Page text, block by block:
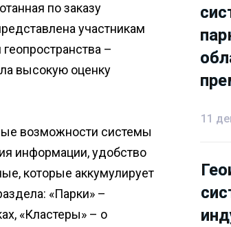
по заказу
участникам
–
высокую оценку
возможности системы
информации, удобство
которые аккумулирует
«Парки» –
«Кластеры» – о
11